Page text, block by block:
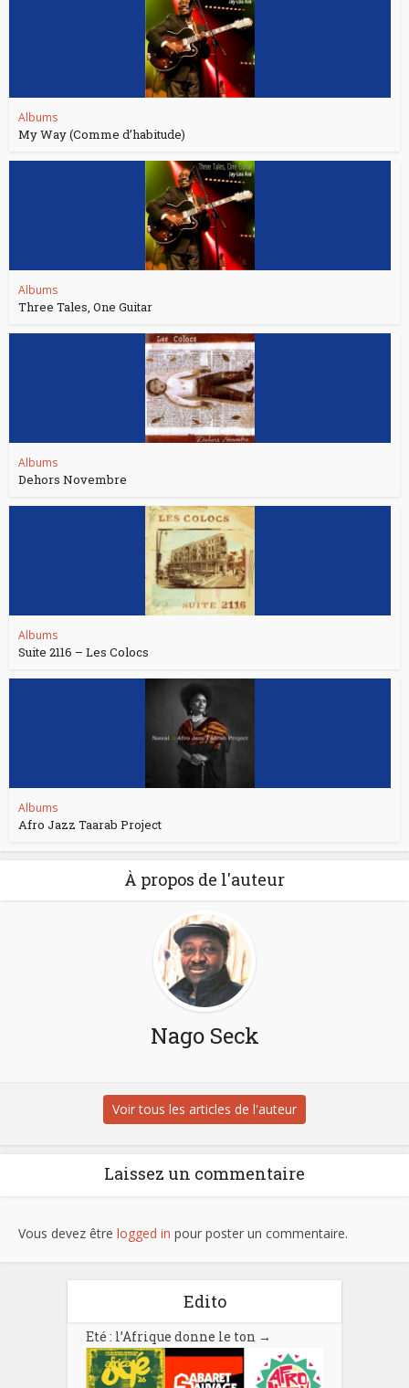
Albums
My Way (Comme d’habitude)
Albums
Three Tales, One Guitar
Albums
Dehors Novembre
Albums
Suite 2116 – Les Colocs
Albums
Afro Jazz Taarab Project
À propos de l'auteur
Nago Seck
Voir tous les articles de l'auteur
Laissez un commentaire
Vous devez être logged in pour poster un commentaire.
Edito
Eté : l’Afrique donne le ton →